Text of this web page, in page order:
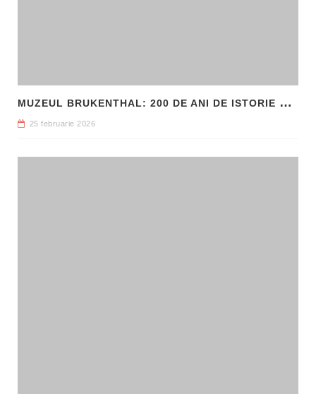
M
UZEUL BRUKENTHAL: 200 DE ANI DE ISTORIE ȘI ARTĂ ÎN INIMA SIBIULUI
25 februarie 2026